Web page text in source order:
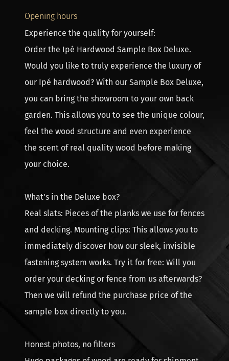
Opening hours
Experience the quality for yourself:
Order the Ipé Hardwood Sample Box Deluxe.
Would you like to truly experience the luxury of
our Ipé hardwood? With our Sample Box Deluxe,
you can bring the showroom to your own back
garden. This allows you to see the unique colour,
feel the wood structure and even experience
the scent of real quality wood before making
your choice.
What's in the Deluxe box?
Real slats: Pieces of the planks we use for fences
and decking. Mounting clips: This allows you to
immediately discover how our sleek, invisible
fastening system works. Try it for free: Will you
order your decking or fence from us afterwards?
Then we will refund the purchase price of the
sample box directly to you.
Honest photos, no filters